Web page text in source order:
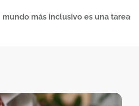
más inclusivo es una tarea